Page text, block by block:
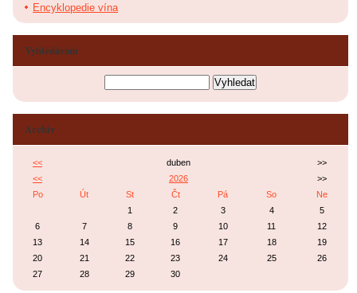
Encyklopedie vína
Vyhledávání
Archiv
<< duben
>>
<<
2026
>>
Po
Út St Čt Pá So
Ne
1
2 3 4
5
6
7 8 9 10 11
12
13
14 15 16 17 18
19
20
21 22 23 24 25
26
27
28 29 30